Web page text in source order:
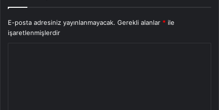
E-posta adresiniz yayınlanmayacak. Gerekli alanlar * ile
işaretlenmişlerdir